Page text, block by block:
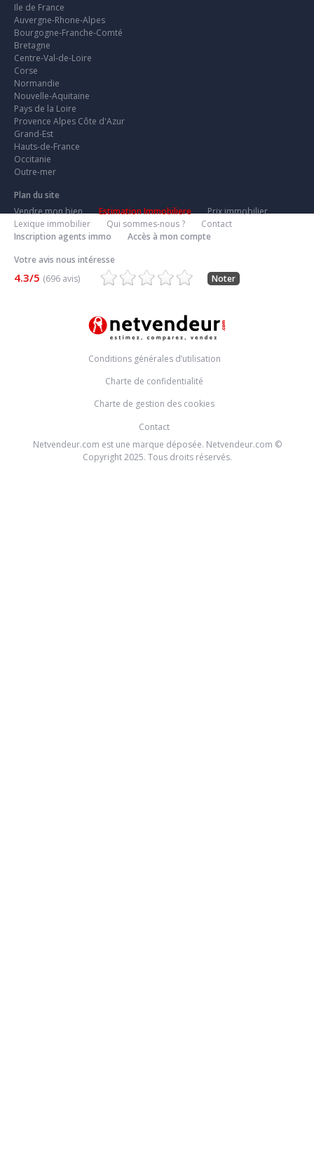
Ile de France
Auvergne-Rhone-Alpes
Bourgogne-Franche-Comté
Bretagne
Centre-Val-de-Loire
Corse
Normandie
Nouvelle-Aquitaine
Pays de la Loire
Provence Alpes Côte d'Azur
Grand-Est
Hauts-de-France
Occitanie
Outre-mer
Plan du site
Vendre mon bien
Estimation Immobiliere
Prix immobilier
Lexique immobilier
Qui sommes-nous ?
Contact
Inscription agents immo
Accès à mon compte
Votre avis nous intéresse
4.3/5 (696 avis) Noter
Conditions générales d’utilisation
Charte de confidentialité
Charte de gestion des cookies
Contact
Netvendeur.com est une marque déposée. Netvendeur.com ©
Copyright 2025. Tous droits réservés.